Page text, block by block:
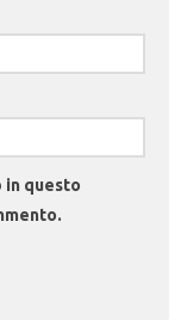
in questo